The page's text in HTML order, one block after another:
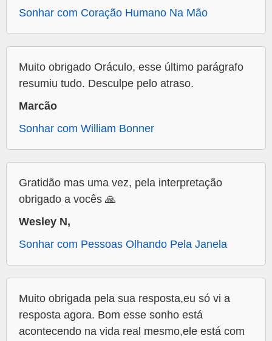
Sonhar com Coração Humano Na Mão
Muito obrigado Oráculo, esse último parágrafo
resumiu tudo. Desculpe pelo atraso.
Marcão
Sonhar com William Bonner
Gratidão mas uma vez, pela interpretação
obrigado a vocês 🙏
Wesley N,
Sonhar com Pessoas Olhando Pela Janela
Muito obrigada pela sua resposta,eu só vi a
resposta agora. Bom esse sonho está
acontecendo na vida real mesmo,ele está com